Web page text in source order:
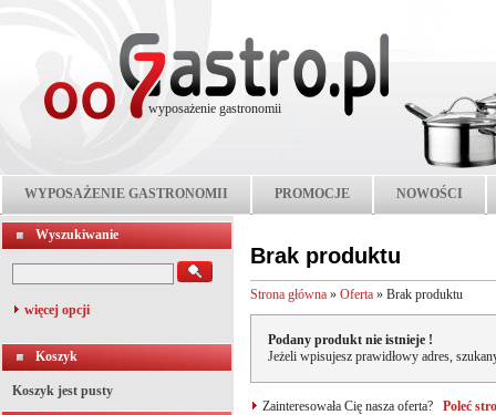
wyposażenie gastronomii
WYPOSAŻENIE GASTRONOMII PROMOCJE NOWOŚCI
Wyszukiwanie
więcej opcji
Koszyk
Koszyk jest pusty
Brak produktu
Strona główna » Oferta » Brak produktu
Podany produkt nie istnieje !
Jeżeli wpisujesz prawidłowy adres,
Zainteresowała Cię nasza oferta? Poleć